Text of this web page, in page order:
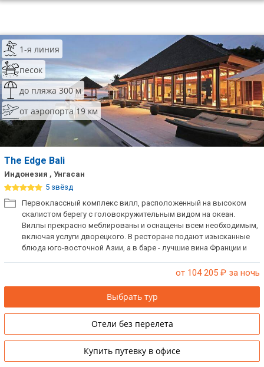
1-я линия
песок
до пляжа 300 м
от аэропорта 19 км
The Edge Bali
Индонезия , Унгасан
5 звёзд
Первоклассный комплекс вилл, расположенный на высоком
скалистом берегу с головокружительным видом на океан.
Виллы прекрасно меблированы и оснащены всем необходимым,
включая услуги дворецкого. В ресторане подают изысканные
блюда юго-восточной Азии, а в баре - лучшие вина Франции и
от 104 205 ₽ за ночь
Выбрать тур
Отели без перелета
Купить путевку в офисе